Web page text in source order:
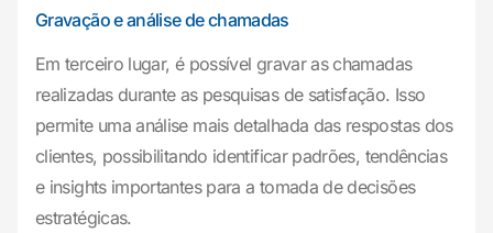
Gravação e análise de chamadas
Em terceiro lugar, é possível gravar as chamadas
realizadas durante as pesquisas de satisfação. Isso
permite uma análise mais detalhada das respostas dos
clientes, possibilitando identificar padrões, tendências
e insights importantes para a tomada de decisões
estratégicas.